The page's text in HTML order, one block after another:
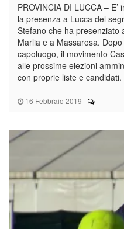
16 Febbraio 2019 -
PROVINCIA DI LUCCA –
la presenza a Lucca del
Stefano che ha presenziato
Marlia e a Massarosa.
capoluogo, il movimento
alle prossime elezioni
con proprie liste e